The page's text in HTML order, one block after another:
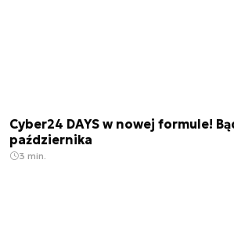
Cyber24 DAYS w nowej formule!
października
3 min.